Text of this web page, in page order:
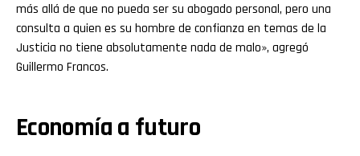
más allá de que no pueda ser su abogado personal, pero una
consulta a quien es su hombre de confianza en temas de la
Justicia no tiene absolutamente nada de malo», agregó
Guillermo Francos.
Economía a futuro